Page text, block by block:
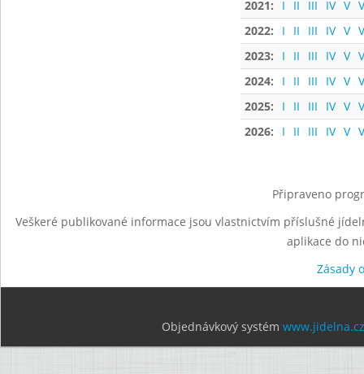
2021:
I II III IV V
2022:
I II III IV V
2023:
I II III IV V
2024:
I II III IV V
2025:
I II III IV V
2026:
I II III IV V
Připraveno
Veškeré publikované informace jsou vlastnictvím příslušné
aplikace do
Zásady
Objednávkový systém www.jidelna.cz